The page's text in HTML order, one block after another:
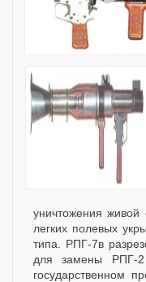
уничтожения
легких полевых
типа. РПГ-7в
для замены РПГ-
государственном